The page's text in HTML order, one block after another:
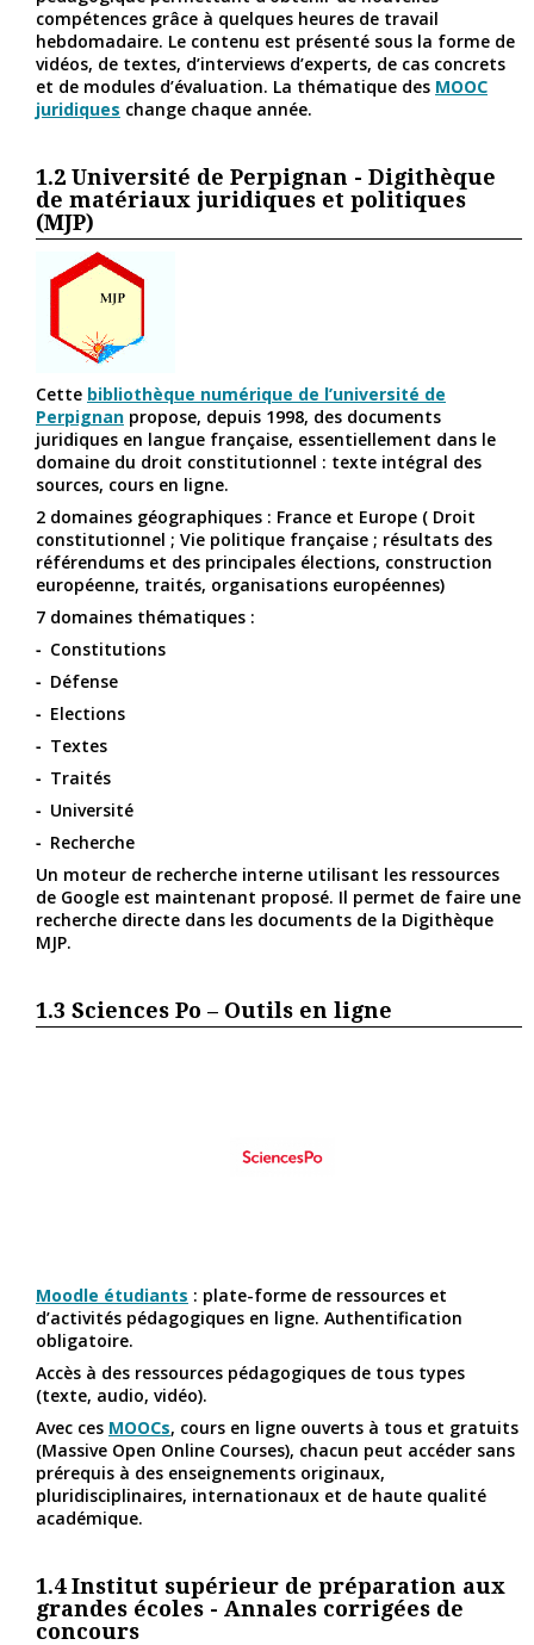
compétences grâce à quelques heures de travail
hebdomadaire. Le contenu est présenté sous la forme de
vidéos, de textes, d’interviews d’experts, de cas concrets
et de modules d’évaluation. La thématique des MOOC
juridiques change chaque année.
1.2 Université de Perpignan - Digithèque
de matériaux juridiques et politiques
(MJP)
Cette bibliothèque numérique de l’université de
Perpignan propose, depuis 1998, des documents
juridiques en langue française, essentiellement dans le
domaine du droit constitutionnel : texte intégral des
sources, cours en ligne.
2 domaines géographiques : France et Europe ( Droit
constitutionnel ; Vie politique française ; résultats des
référendums et des principales élections, construction
européenne, traités, organisations européennes)
7 domaines thématiques :
Constitutions
Défense
Elections
Textes
Traités
Université
Recherche
Un moteur de recherche interne utilisant les ressources
de Google est maintenant proposé. Il permet de faire une
recherche directe dans les documents de la Digithèque
MJP.
1.3 Sciences Po – Outils en ligne
Moodle étudiants : plate-forme de ressources et
d’activités pédagogiques en ligne. Authentification
obligatoire.
Accès à des ressources pédagogiques de tous types
(texte, audio, vidéo).
Avec ces MOOCs, cours en ligne ouverts à tous et gratuits
(Massive Open Online Courses), chacun peut accéder sans
prérequis à des enseignements originaux,
pluridisciplinaires, internationaux et de haute qualité
académique.
1.4Institut supérieur de préparation aux
grandes écoles - Annales corrigées de
concours